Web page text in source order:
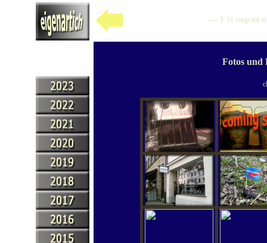
---- F 11 sorgt für
Fotos und